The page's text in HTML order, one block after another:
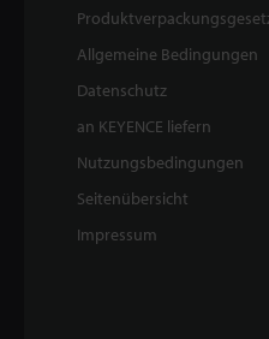
Allgemeine Bedingungen
Datenschutz
an KEYENCE liefern
Nutzungsbedingungen
Seitenübersicht
Impressum